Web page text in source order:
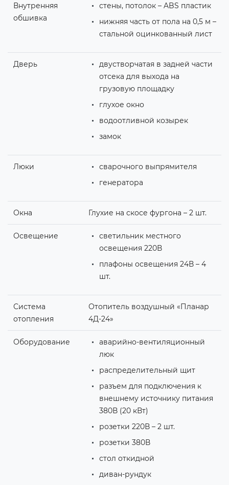
Внутренняя
обшивка
стены, потолок – ABS пластик
нижняя часть от пола на 0,5 м –
стальной оцинкованный лист
Дверь
двустворчатая в задней части
отсека для выхода на
грузовую площадку
глухое окно
водоотливной козырек
замок
Люки
сварочного выпрямителя
генератора
Окна Глухие на скосе фургона – 2 шт.
Освещение
светильник местного
освещения 220В
плафоны освещения 24В – 4
шт.
Система
отопления
Отопитель воздушный «Планар
4Д-24»
Оборудование
аварийно-вентиляционный
люк
распределительный щит
разъем для подключения к
внешнему источнику питания
380В (20 кВт)
розетки 220В – 2 шт.
розетки 380В
стол откидной
диван-рундук